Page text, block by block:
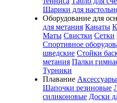
Шарики для
Оборудование для
для метания Канаты
Маты Свистки Сетки
Спортивное
шведские Стойки
метания Палки
Турники
Плавание Аксессуары
Шапочки резиновые
силиконовые Доски